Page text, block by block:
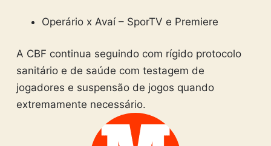
Operário x Avaí – SporTV e Premiere
A CBF continua seguindo com rígido protocolo
sanitário e de saúde com testagem de
jogadores e suspensão de jogos quando
extremamente necessário.